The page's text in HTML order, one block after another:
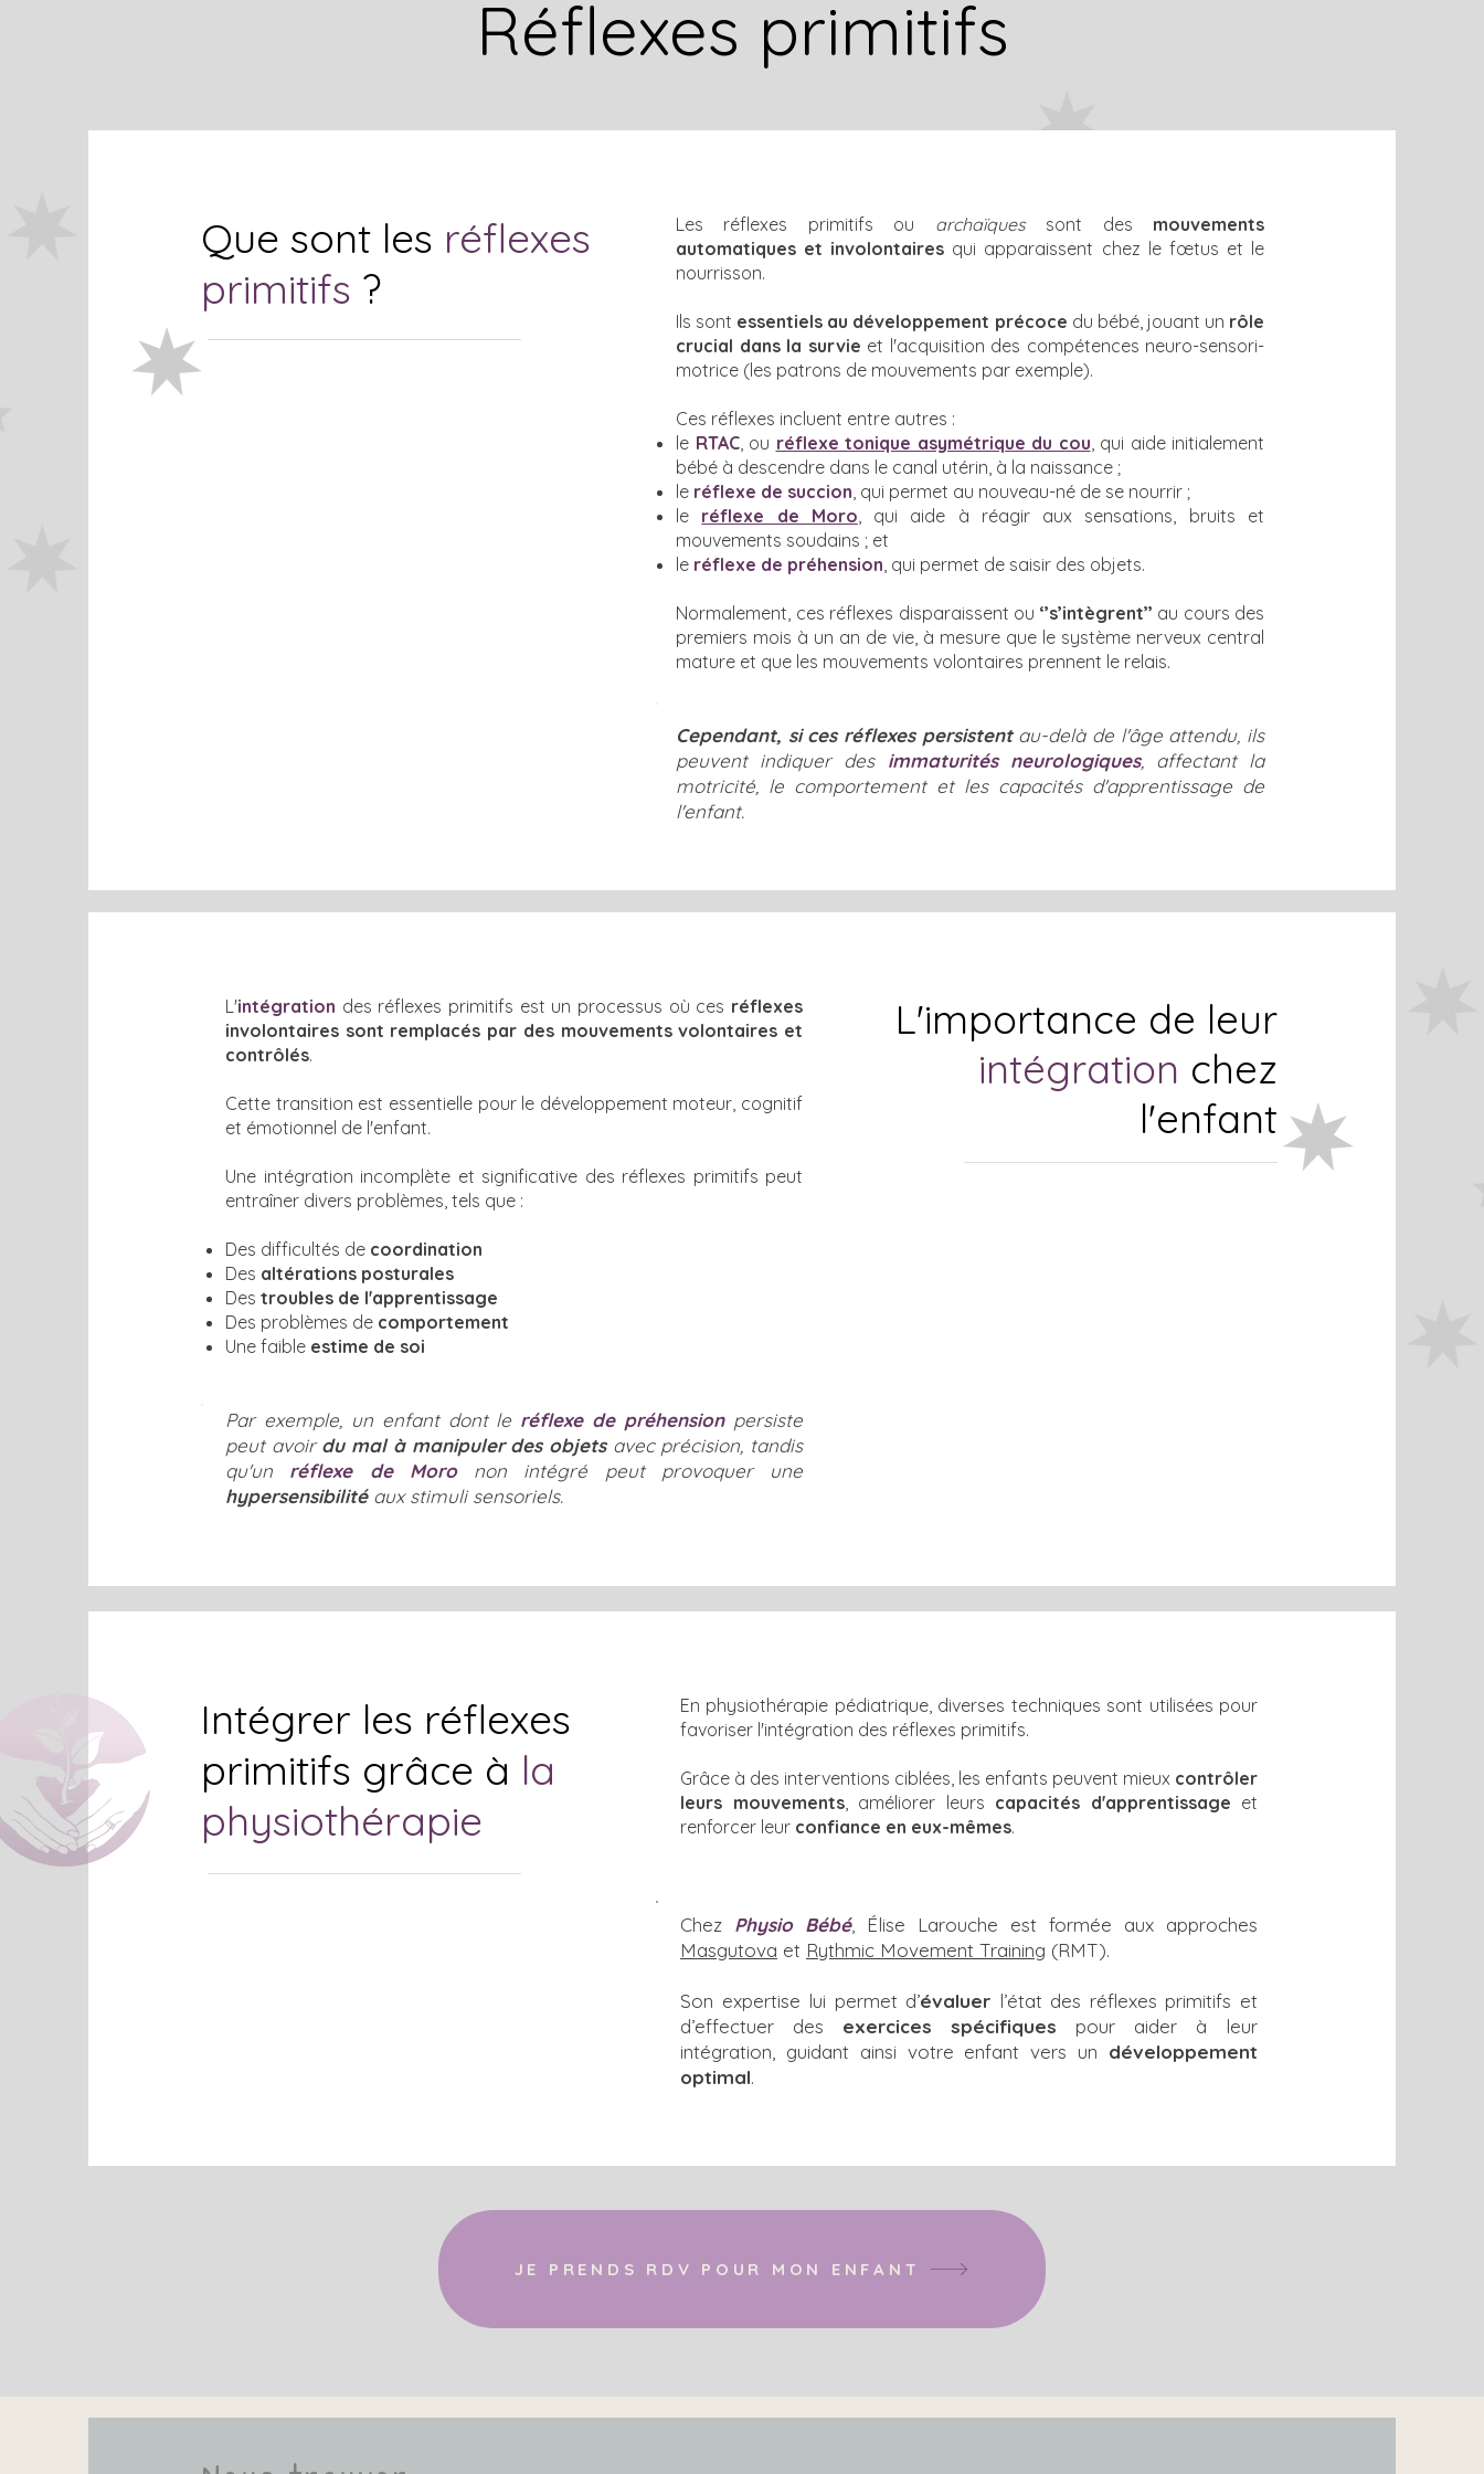
Réflexes primitifs
Que sont les réflexes
primitifs ?
Les réflexes primitifs ou archaïquessont des mouvements
automatiques et involontaires qui apparaissent chez le fœtus et le
nourrisson.
Ils sont essentiels au développement précoce du bébé, jouant un rôle
crucial dans la survie et l'acquisition des compétences neuro-sensori-
motrice (les patrons de mouvements par exemple).
Ces réflexes incluent entre autres :
le RTAC, ou réflexe tonique asymétrique du cou, qui aide initialement
bébé à descendre dans le canal utérin, à la naissance ;
le réflexe de succion, qui permet au nouveau-né de se nourrir ;
le réflexe de Moro, qui aide à réagir aux sensations, bruits et
mouvements soudains ; et
le réflexe de préhension, qui permet de saisir des objets.
Normalement, ces réflexes disparaissent ou ‘’s’intègrent’’ au cours des
premiers mois à un an de vie, à mesure que le système nerveux central
mature et que les mouvements volontaires prennent le relais.
Cependant, si ces réflexes persistent au-delà de l'âge attendu, ils
peuvent indiquer des immaturités neurologiques, affectant la
motricité, le comportement et les capacités d'apprentissage de
l'enfant.
L'intégration des réflexes primitifs est un processus où ces réflexes
involontaires sont remplacés par des mouvements volontaires et
contrôlés.
Cette transition est essentielle pour le développement moteur, cognitif
et émotionnel de l'enfant.
Une intégration incomplète et significative des réflexes primitifs peut
entraîner divers problèmes, tels que :
Des difficultés de coordination
Des altérations posturales
Des troubles de l'apprentissage
Des problèmes de comportement
Une faible estime de soi
Par exemple, un enfant dont le réflexe de préhensionpersiste
peut avoirdu mal à manipuler des objetsavec précision, tandis
qu'un réflexe de Moronon intégré peut provoquer une
hypersensibilitéaux stimuli sensoriels.
L'importance de leur
intégration chez
l'enfant
Intégrer les réflexes
primitifs grâce à la
physiothérapie
En physiothérapie pédiatrique, diverses techniques sont utilisées pour
favoriser l'intégration des réflexes primitifs.
Grâce à des interventions ciblées, les enfants peuvent mieux contrôler
leurs mouvements, améliorer leurs capacités d'apprentissage et
renforcer leur confiance en eux-mêmes.
Chez Physio Bébé, Élise Larouche est formée aux approches
Masgutova et Rythmic Movement Training (RMT).
Son expertise lui permet d’évaluer l’état des réflexes primitifs et
d’effectuer des exercices spécifiques pour aider à leur
intégration, guidant ainsi votre enfant vers un développement
optimal.
JE PRENDS RDV POUR MON ENFANT